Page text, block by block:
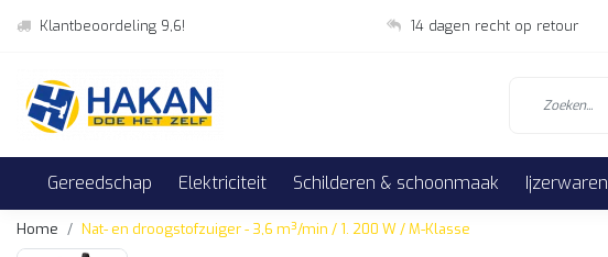
Klantbeoordeling 9,6! 14 dagen recht op retour
Gereedschap Elektriciteit Schilderen & schoonmaak Ijzerwaren
Home Nat- en droogstofzuiger - 3,6 m³/min / 1. 200 W / M-Klasse